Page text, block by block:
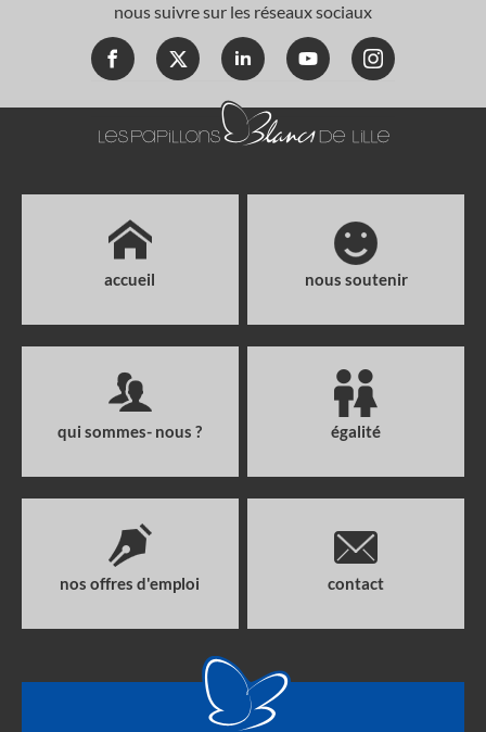
nous suivre sur les réseaux sociaux
accueil nous soutenir
qui sommes- nous ? égalité
nos offres d'emploi contact